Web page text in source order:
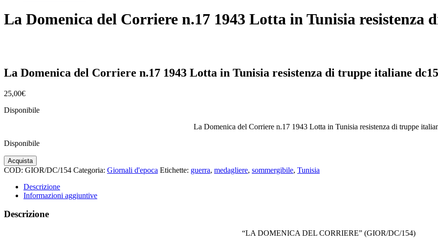
La Domenica del Corriere n.17 1943 Lotta in Tunisia resistenza
La Domenica del Corriere n.17 1943 Lotta in Tunisia resistenza di truppe italiane
25,00€
Disponibile
La Domenica del Corriere n.17 1943 Lotta in Tunisia resistenza di truppe
Disponibile
La
Domenica
Corriere
n.17
Lotta
Acquista
COD: GIOR/DC/154 Categoria: Giornali d'epoca Etichette: guerra, medagliere, sommergibile, Tunisia
Descrizione
Informazioni aggiuntive
Descrizione
“LA DOMENICA DEL CORRIERE” (GIOR/DC/154)